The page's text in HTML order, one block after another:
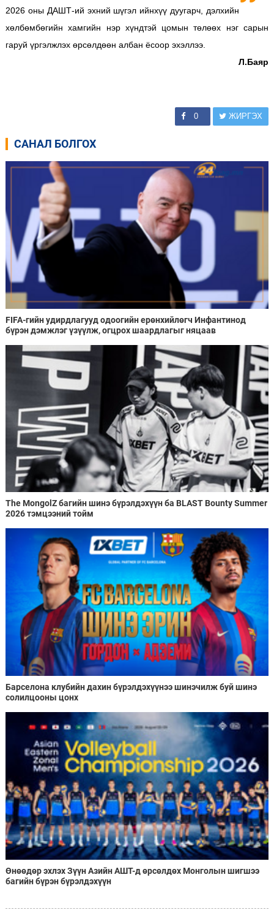
2026 оны ДАШТ-ий эхний шүгэл ийнхүү дуугарч, дэлхийн
хөлбөмбөгийн хамгийн нэр хүндтэй цомын төлөөх нэг сарын
гаруй үргэлжлэх өрсөлдөөн албан ёсоор эхэллээ.
Л.Баяр
0 ЖИРГЭХ
САНАЛ БОЛГОХ
FIFA-гийн удирдлагууд одоогийн ерөнхийлөгч Инфантинод
бүрэн дэмжлэг үзүүлж, огцрох шаардлагыг няцаав
The MongolZ багийн шинэ бүрэлдэхүүн ба BLAST Bounty Summer
2026 тэмцээний тойм
Барселона клубийн дахин бүрэлдэхүүнээ шинэчилж буй шинэ
солилцооны цонх
Өнөөдөр эхлэх Зүүн Азийн АШТ-д өрсөлдөх Монголын шигшээ
багийн бүрэн бүрэлдэхүүн